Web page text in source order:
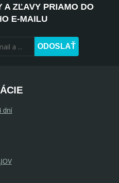
A ZĽAVY PRIAMO DO
E-MAILU
ODOSLAŤ
dní